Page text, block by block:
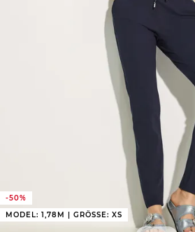
-50%
MODEL: 1,78M | GRÖSSE: XS